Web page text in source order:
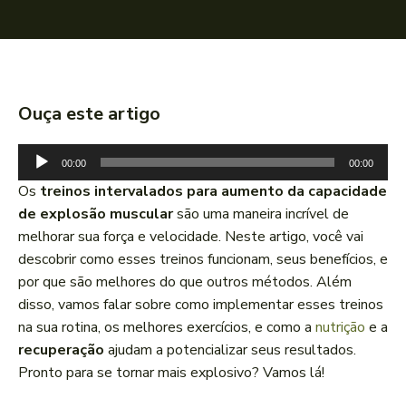
Ouça este artigo
o
c
a
d
o
r
d
e
á
u
00:00 00:00
Os treinos intervalados para aumento da capacidade
de explosão muscularsão uma maneira incrível de
melhorar sua força e velocidade. Neste artigo, você vai
descobrir como esses treinos funcionam, seus benefícios, e
por que são melhores do que outros métodos. Além
disso, vamos falar sobre como implementar esses treinos
na sua rotina, os melhores exercícios, e como a nutrição e a
recuperação ajudam a potencializar seus resultados.
Pronto para se tornar mais explosivo? Vamos lá!